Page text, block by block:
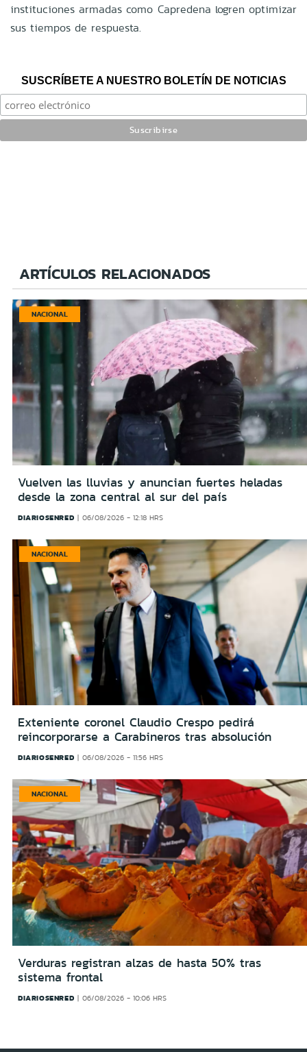
instituciones armadas como Capredena logren optimizar
sus tiempos de respuesta.
SUSCRÍBETE A NUESTRO BOLETÍN DE NOTICIAS
ARTÍCULOS RELACIONADOS
NACIONAL
Vuelven las lluvias y anuncian fuertes heladas
desde la zona central al sur del país
DIARIOSENRED 06/08/2026 - 12:18 HRS
NACIONAL
Exteniente coronel Claudio Crespo pedirá
reincorporarse a Carabineros tras absolución
DIARIOSENRED 06/08/2026 - 11:56 HRS
NACIONAL
Verduras registran alzas de hasta 50% tras
sistema frontal
DIARIOSENRED 06/08/2026 - 10:06 HRS